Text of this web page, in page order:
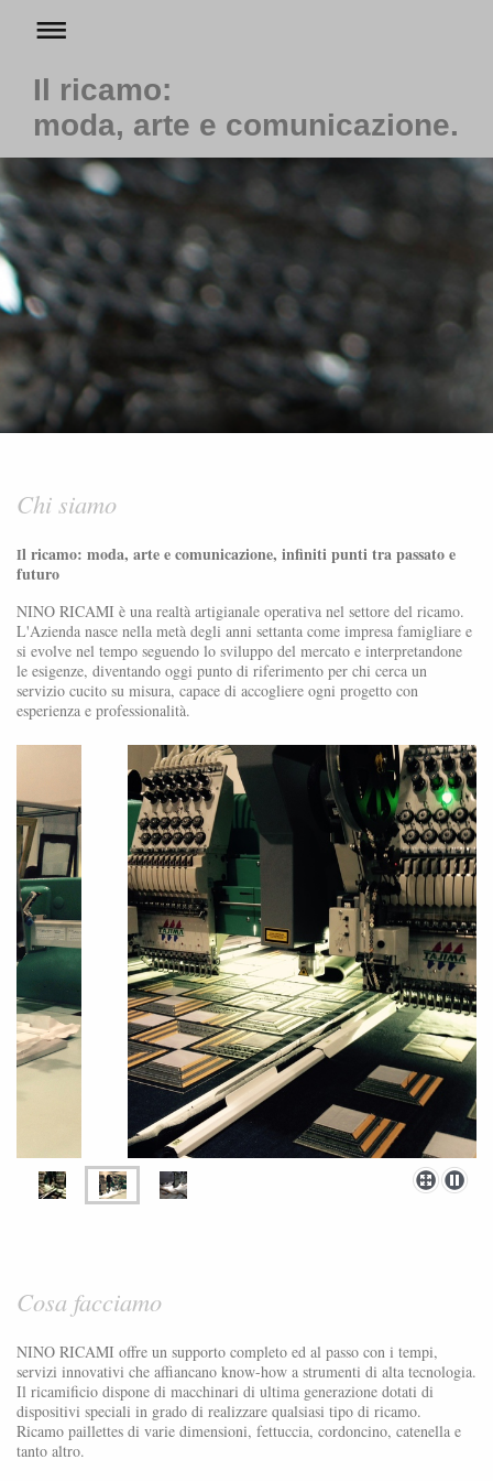
Il ricamo:
moda, arte e comunicazione.
Chi siamo
Il ricamo: moda, arte e comunicazione, infiniti punti tra passato e
futuro
NINO RICAMI è una realtà artigianale operativa nel settore del ricamo.
L'Azienda nasce nella metà degli anni settanta come impresa famigliare e
si evolve nel tempo seguendo lo sviluppo del mercato e interpretandone
le esigenze, diventando oggi punto di riferimento per chi cerca un
servizio cucito su misura, capace di accogliere ogni progetto con
esperienza e professionalità.
Cosa facciamo
NINO RICAMI offre un supporto completo ed al passo con i tempi,
servizi innovativi che affiancano know-how a strumenti di alta tecnologia.
Il ricamificio dispone di macchinari di ultima generazione dotati di
dispositivi speciali in grado di realizzare qualsiasi tipo di ricamo.
Ricamo paillettes di varie dimensioni, fettuccia, cordoncino, catenella e
tanto altro.